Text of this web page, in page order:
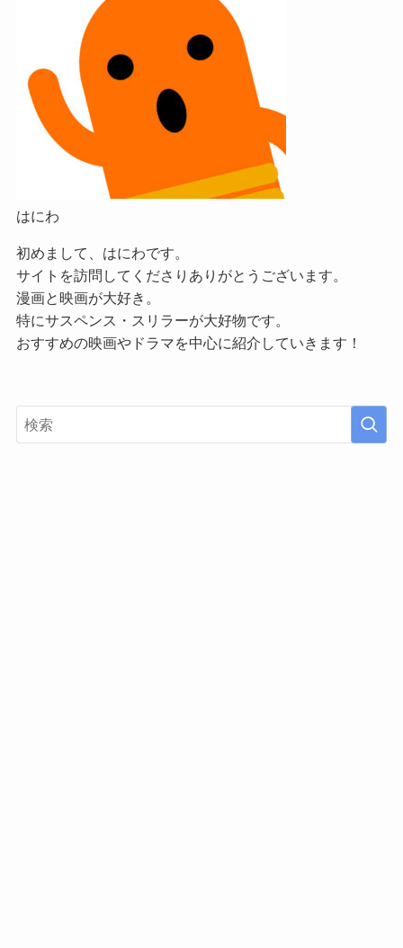
はにわ
初めまして、はにわです。
サイトを訪問してくださりありがとうございます。
漫画と映画が大好き。
特にサスペンス・スリラーが大好物です。
おすすめの映画やドラマを中心に紹介していきます！